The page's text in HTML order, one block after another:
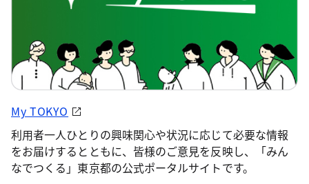
My TOKYO
利用者一人ひとりの興味関心や状況に応じて必要な情報
をお届けするとともに、皆様のご意見を反映し、「みん
なでつくる」東京都の公式ポータルサイトです。